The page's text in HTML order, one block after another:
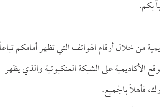
بكم.
من خلال أرقام الهواتف التي تظهر أمامكم
على الشبكة العنكبوتية والذي يظهر
فأهلاً بالجميع.